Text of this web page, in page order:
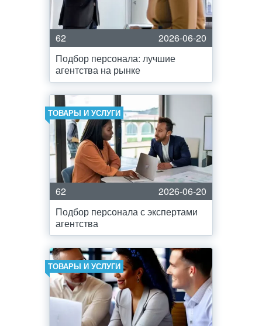
62
2026-06-20
Подбор персонала: лучшие
агентства на рынке
ТОВАРЫ И УСЛУГИ
62
2026-06-20
Подбор персонала с экспертами
агентства
ТОВАРЫ И УСЛУГИ